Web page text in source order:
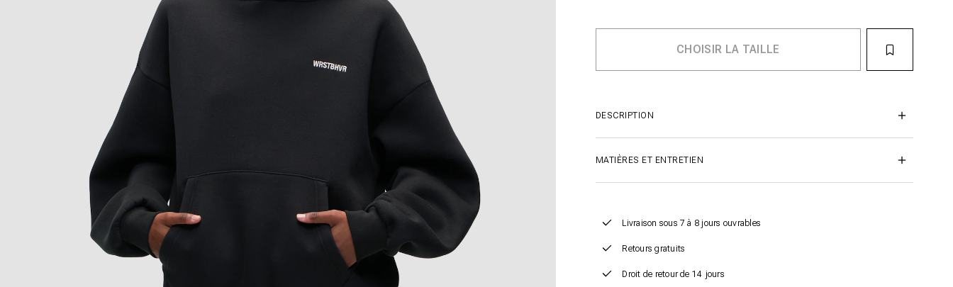
DESCRIPTION
MATIÈRES ET ENTRETIEN
Livraison sous 7 à 8 jours ouvrables
Retours gratuits
Droit de retour de 14 jours